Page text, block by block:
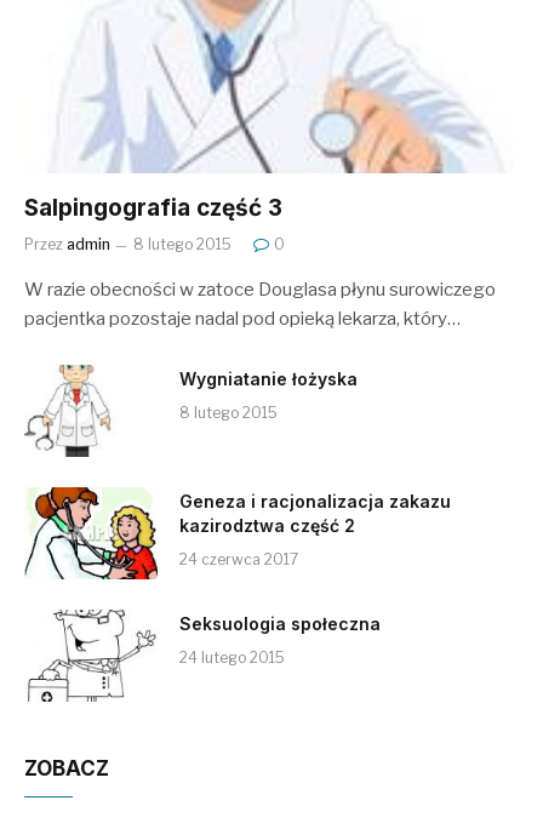
Salpingografia część 3
Przez admin 8 lutego 2015 0
W razie obecności w zatoce Douglasa płynu surowiczego
pacjentka pozostaje nadal pod opieką lekarza, który…
Wygniatanie łożyska
8 lutego 2015
Geneza i racjonalizacja zakazu
kazirodztwa część 2
24 czerwca 2017
Seksuologia społeczna
24 lutego 2015
ZOBACZ